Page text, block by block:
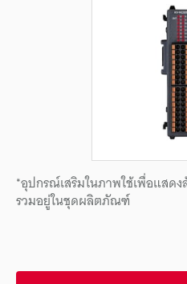
*อุปกรณ์เสริมในภาพใช้เพื่อแสด
รวมอยู่ในชุดผลิตภัณฑ์